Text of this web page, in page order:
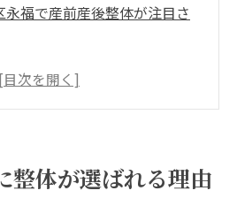
永福で産前産後整体が注目さ
に整体が最適な理由を徹底比
ら産前産後ケアの専門性が重
整体が選ばれる理由